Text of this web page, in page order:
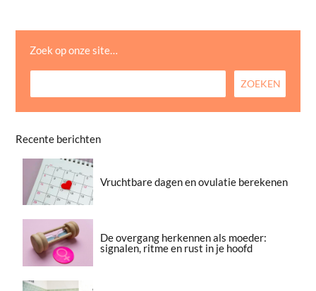
Zoek op onze site…
Recente berichten
Vruchtbare dagen en ovulatie berekenen
De overgang herkennen als moeder:
signalen, ritme en rust in je hoofd